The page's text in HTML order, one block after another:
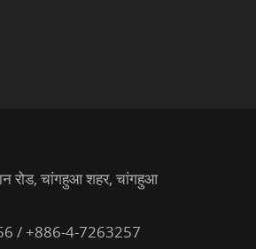
रोड, चांगहुआ शहर, चांगहुआ
/ +886-4-7263257